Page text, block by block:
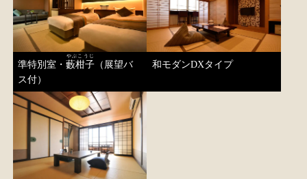
準特別室・藪柑子
やぶこうじ
（展望バ
ス付）
和モダンDXタイプ